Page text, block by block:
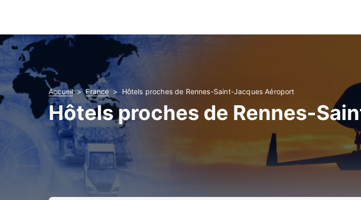
Accueil France Hôtels proches de Rennes-Saint-Jacques Aéroport
Hôtels proches de Rennes-